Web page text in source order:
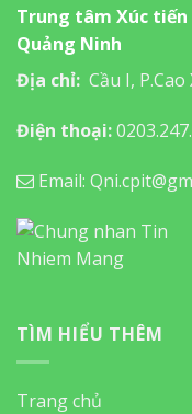
Trung tâm Xúc
Quảng Ninh
Địa chỉ: Cầu I,
Điện thoại:
Email:
TÌM HIỂU THÊM
Trang chủ